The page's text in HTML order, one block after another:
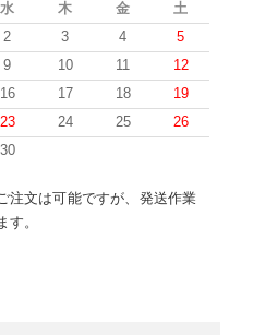
水 木 金
土
2 3 4
5
9 10 11
12
16 17 18
19
23 24 25
26
30
注文は可能ですが、発送作業
す。